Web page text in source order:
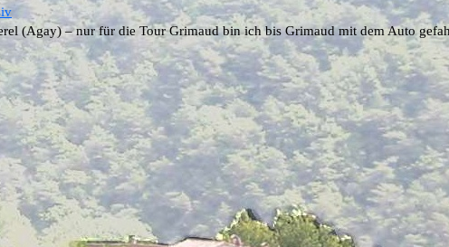
(Agay) – nur für die Tour Grimaud bin ich bis Grimaud mit dem Auto